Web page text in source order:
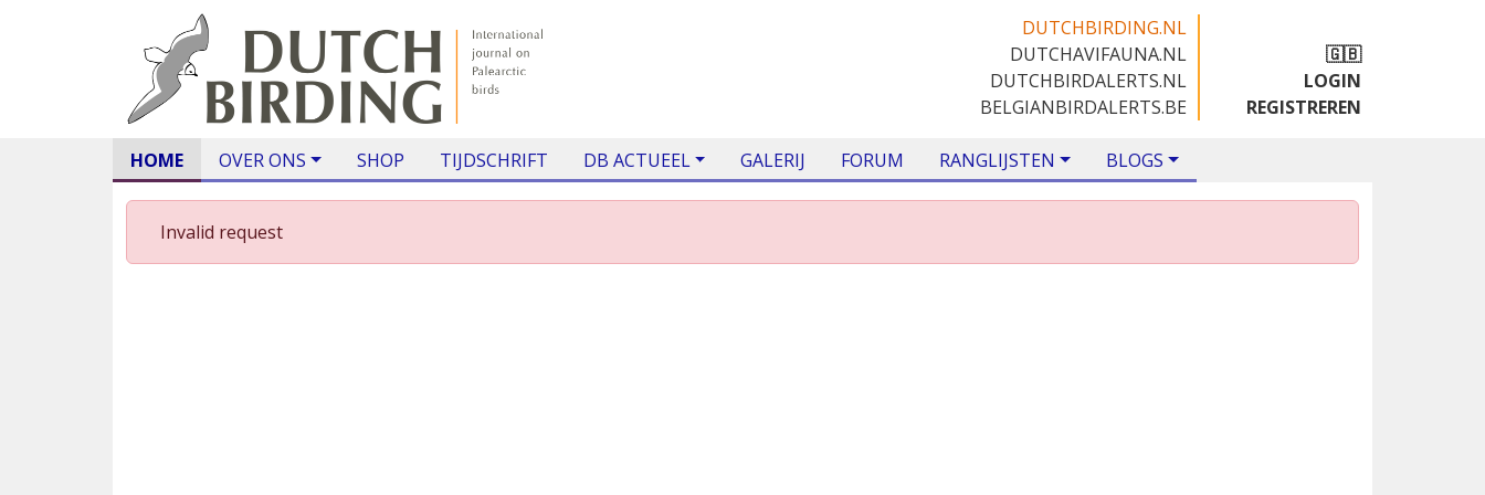
DUTCHBIRDING.NL
DUTCHAVIFAUNA.NL
DUTCHBIRDALERTS.NL
BELGIANBIRDALERTS.BE
🇬🇧
LOGIN
REGISTREREN
HOME OVER ONS SHOP TIJDSCHRIFT DB ACTUEEL GALERIJ FORUM RANGLIJSTEN BLOGS
Invalid request